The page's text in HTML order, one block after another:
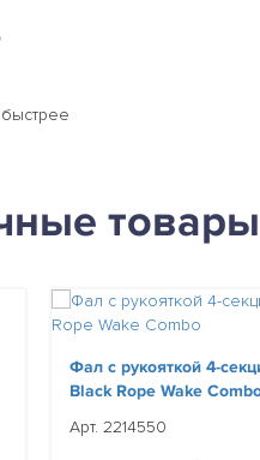
товары
Фал с рукояткой 4-
Black Rope Wake
Арт. 2214550